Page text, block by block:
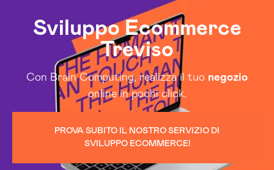
Sviluppo Ecommerce
Treviso
Con Brain Computing, realizza il tuo negozio
online in pochi click.
PROVA SUBITO IL NOSTRO SERVIZIO DI
SVILUPPO ECOMMERCE!